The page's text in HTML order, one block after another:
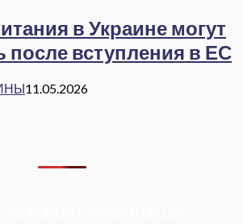
в Украине могут
после вступления в ЕС
11.05.2026